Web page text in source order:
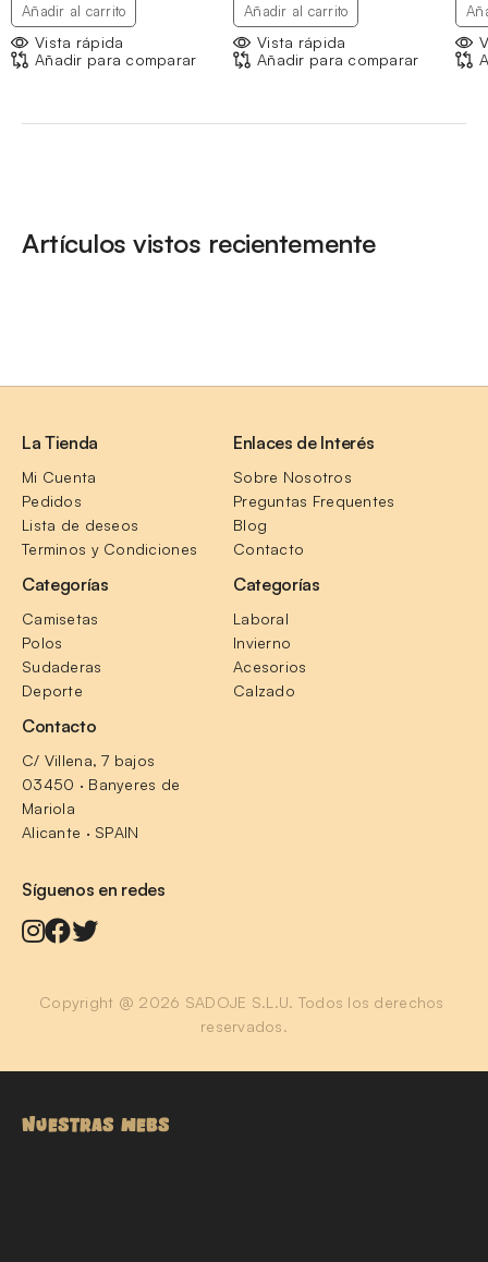
Añadir al carrito
Vista rápida
Añadir para comparar
Añadir al carrito
Vista rápida
Añadir para comparar
Artículos vistos recientemente
La Tienda
Mi Cuenta
Pedidos
Lista de deseos
Terminos y Condiciones
Enlaces de Interés
Sobre Nosotros
Preguntas Frequentes
Blog
Contacto
Categorías
Camisetas
Polos
Sudaderas
Deporte
Categorías
Laboral
Invierno
Acesorios
Calzado
Contacto
C/ Villena, 7 bajos
03450 · Banyeres de
Mariola
Alicante · SPAIN
Síguenos en redes
Copyright @ 2026 SADOJE S.L.U. Todos los derechos
reservados.
NUESTRAS WEBS